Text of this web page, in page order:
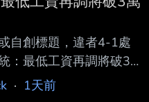
ID_Multi/M.178619761
文章值 11 Ptt幣 │
自創標題，違者4-1處
：最低工資再調將破3
: 原文連結： 網址超
· 1天前